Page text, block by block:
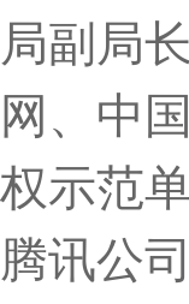
局副局
网、中
权示范
腾讯公